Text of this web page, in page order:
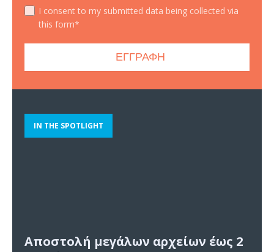
I consent to my submitted data being collected via
this form*
IN THE SPOTLIGHT
Αποστολή μεγάλων αρχείων έως 2